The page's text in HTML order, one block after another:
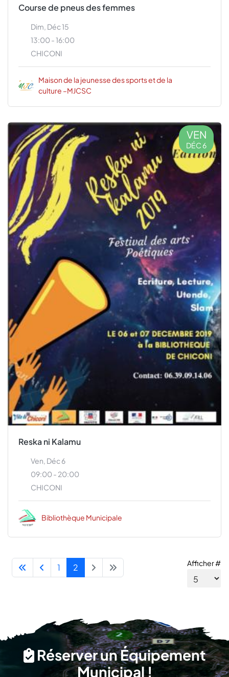
Course de pneus des femmes
Dim, Déc 15
13:00 - 16:00
CHICONI
Maison de la jeunesse des sports et de la
culture –MJCSC
VEN
DÉC 6
Reska ni Kalamu
Ven, Déc 6
09:00 - 20:00
CHICONI
Bibliothèque Municipale
Afficher #
1 2
Réserver un Équipement
Municipal !